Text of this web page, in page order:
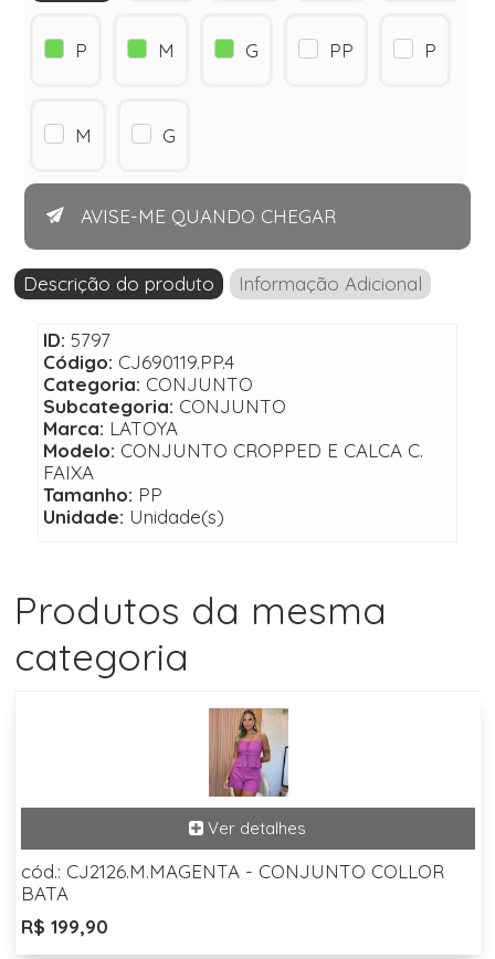
P M G PP P
M G
AVISE-ME QUANDO CHEGAR
Descrição do produto Informação Adicional
ID: 5797
Código: CJ690119.PP.4
Categoria: CONJUNTO
Subcategoria: CONJUNTO
Marca: LATOYA
Modelo: CONJUNTO CROPPED E CALCA C.
FAIXA
Tamanho: PP
Unidade: Unidade(s)
Produtos da mesma
categoria
cód.: CJ2126.M.MAGENTA - CONJUNTO COLLOR
BATA
R$ 199,90